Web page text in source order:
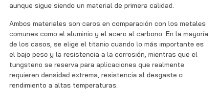
aunque sigue siendo un material de primera calidad.
Ambos materiales son caros en comparación con los metales
comunes como el aluminio y el acero al carbono. En la mayoría
de los casos, se elige el titanio cuando lo más importante es
el bajo peso y la resistencia a la corrosión, mientras que el
tungsteno se reserva para aplicaciones que realmente
requieren densidad extrema, resistencia al desgaste o
rendimiento a altas temperaturas.